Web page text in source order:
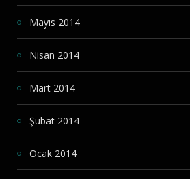
Mayıs 2014
Nisan 2014
Mart 2014
Şubat 2014
Ocak 2014